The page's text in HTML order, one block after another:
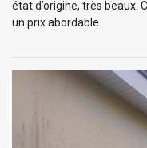
état d’origine, très
un prix abordable.